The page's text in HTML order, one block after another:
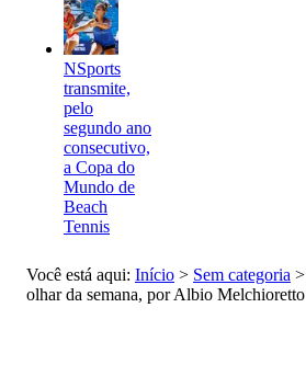
NSports
transmite,
pelo
segundo ano
consecutivo,
a Copa do
Mundo de
Beach
Tennis
Você está aqui: Início > Sem categoria >
olhar da semana, por Albio Melchioretto